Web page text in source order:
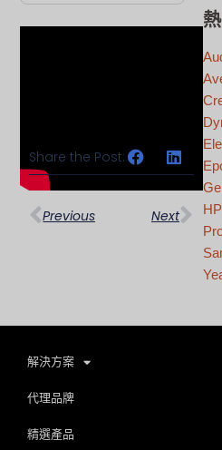
Share the Post:
上一頁
Previous Next
下
解決方案
代理品牌
精選產品